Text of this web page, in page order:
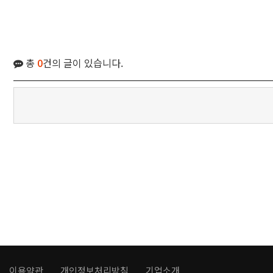
총 0건의 글이 있습니다.
이용약관 개인정보처리방침 기업소개